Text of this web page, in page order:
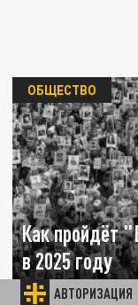
АВТОРИЗАЦИЯ
Как пройдёт
в 2025 году
ОБЩЕСТВО